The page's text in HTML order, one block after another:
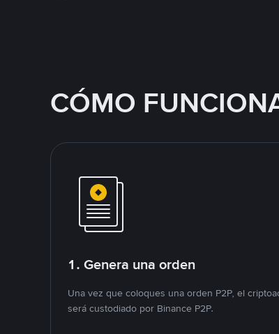
CÓMO
1. Genera una orden
Una vez que coloques una orden P2P, el
será custodiado por Binance P2P.